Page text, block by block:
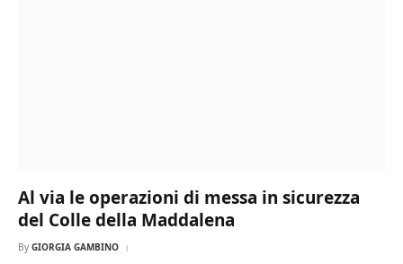
Al via le operazioni di messa in sicurezza
del Colle della Maddalena
By GIORGIA GAMBINO